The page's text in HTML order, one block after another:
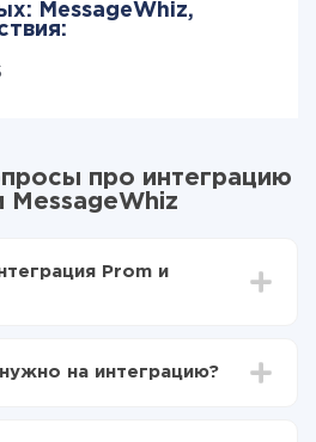
MessageWhiz,
про интеграцию
MessageWhiz
Prom и
передавать из Prom в
на интеграцию?